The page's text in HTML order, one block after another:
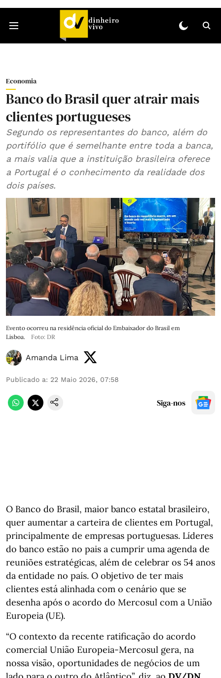
Economia
Banco do Brasil quer atrair mais
clientes portugueses
Segundo os representantes do banco, além do
portifólio que é semelhante entre toda a banca,
a mais valia que a instituição brasileira oferece
a Portugal é o conhecimento da realidade dos
dois países.
Evento ocorreu na residência oficial do Embaixador do Brasil em
Lisboa.
Foto: DR
Amanda Lima
Publicado a: 22 Maio 2026, 07:58
Siga-nos
O Banco do Brasil, maior banco estatal brasileiro,
quer aumentar a carteira de clientes em Portugal,
principalmente de empresas portuguesas. Líderes
do banco estão no pais a cumprir uma agenda de
reuniões estratégicas, além de celebrar os 54 anos
da entidade no país. O objetivo de ter mais
clientes está alinhada com o cenário que se
desenha após o acordo do Mercosul com a União
Europeia (UE).
“O contexto da recente ratificação do acordo
comercial União Europeia-Mercosul gera, na
nossa visão, oportunidades de negócios de um